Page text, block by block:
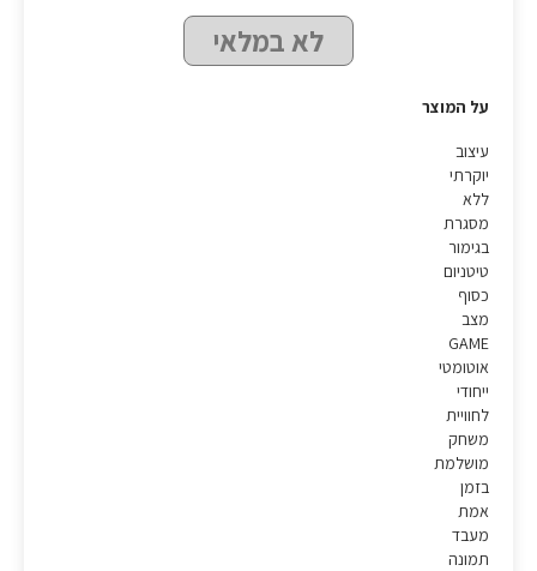
לא במלאי
על המוצר
עיצוב
יוקרתי
ללא
מסגרת
בגימור
טיטניום
כסוף
מצב
GAME
אוטומטי
ייחודי
לחוויית
משחק
מושלמת
בזמן
אמת
מעבד
תמונה